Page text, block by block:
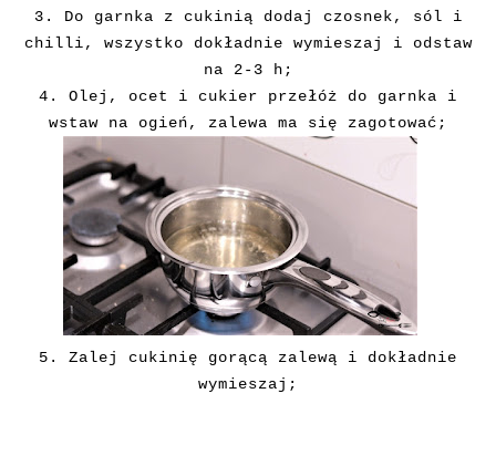
3. Do garnka z cukinią dodaj czosnek, sól i
chilli, wszystko dokładnie wymieszaj i odstaw
na 2-3 h;
4. Olej,
ocet i cukier przełóż do garnka i
wstaw na ogień, zalewa ma się zagotować;
5. Zalej cukinię gorącą zalewą i dokładnie
wymieszaj;